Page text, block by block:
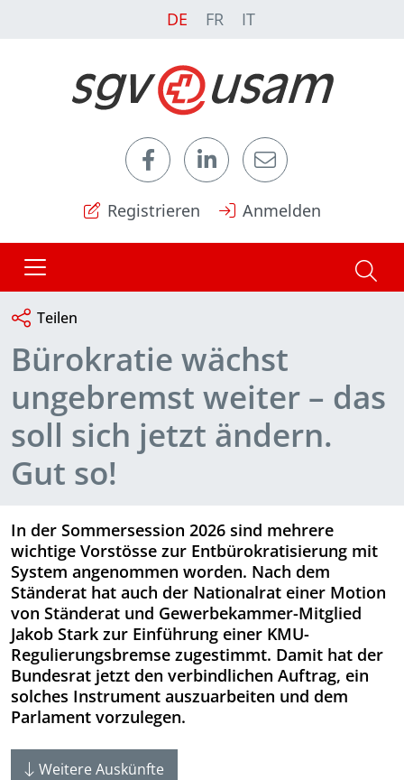
DE FR IT
Registrieren Anmelden
Teilen
Bürokratie wächst
ungebremst weiter – das
soll sich jetzt ändern.
Gut so!
In der Sommersession 2026 sind mehrere
wichtige Vorstösse zur Entbürokratisierung mit
System angenommen worden. Nach dem
Ständerat hat auch der Nationalrat einer Motion
von Ständerat und Gewerbekammer-Mitglied
Jakob Stark zur Einführung einer KMU-
Regulierungsbremse zugestimmt. Damit hat der
Bundesrat jetzt den verbindlichen Auftrag, ein
solches Instrument auszuarbeiten und dem
Parlament vorzulegen.
Weitere Auskünfte